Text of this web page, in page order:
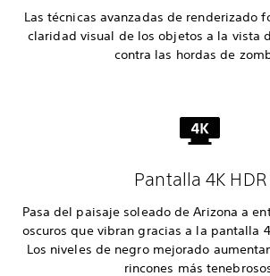
Las técnicas avanzadas de renderizado
claridad visual de los objetos a la vista
contra las hordas de
Pantalla 4K HDR
Pasa del paisaje soleado de Arizona a
oscuros que vibran gracias a la pantalla
Los niveles de negro mejorado
rincones más